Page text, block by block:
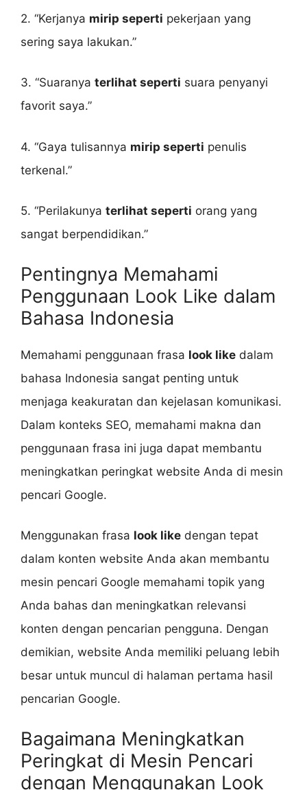
2. “Kerjanya mirip seperti pekerjaan yang
sering saya lakukan.”
3. “Suaranya terlihat seperti suara penyanyi
favorit saya.”
4. “Gaya tulisannya mirip seperti penulis
terkenal.”
5. “Perilakunya terlihat seperti orang yang
sangat berpendidikan.”
Pentingnya Memahami
Penggunaan Look Like dalam
Bahasa Indonesia
Memahami penggunaan frasa look like dalam
bahasa Indonesia sangat penting untuk
menjaga keakuratan dan kejelasan komunikasi.
Dalam konteks SEO, memahami makna dan
penggunaan frasa ini juga dapat membantu
meningkatkan peringkat website Anda di mesin
pencari Google.
Menggunakan frasa look like dengan tepat
dalam konten website Anda akan membantu
mesin pencari Google memahami topik yang
Anda bahas dan meningkatkan relevansi
konten dengan pencarian pengguna. Dengan
demikian, website Anda memiliki peluang lebih
besar untuk muncul di halaman pertama hasil
pencarian Google.
Bagaimana Meningkatkan
Peringkat di Mesin Pencari
dengan Menggunakan Look